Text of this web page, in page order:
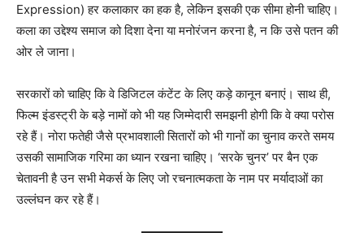
Expression) हर कलाकार का हक है, लेकिन इसकी एक सीमा होनी चाहिए।
कला का उद्देश्य समाज को दिशा देना या मनोरंजन करना है, न कि उसे पतन की
ओर ले जाना।
सरकारों को चाहिए कि वे डिजिटल कंटेंट के लिए कड़े कानून बनाएं। साथ ही,
फिल्म इंडस्ट्री के बड़े नामों को भी यह जिम्मेदारी समझनी होगी कि वे क्या परोस
रहे हैं। नोरा फतेही जैसे प्रभावशाली सितारों को भी गानों का चुनाव करते समय
उसकी सामाजिक गरिमा का ध्यान रखना चाहिए। ‘सरके चुनर’ पर बैन एक
चेतावनी है उन सभी मेकर्स के लिए जो रचनात्मकता के नाम पर मर्यादाओं का
उल्लंघन कर रहे हैं।